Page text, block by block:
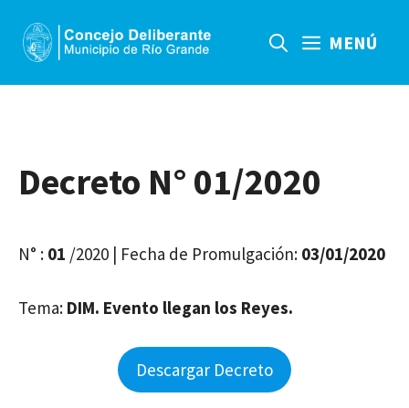
contenido
MENÚ
Decreto N° 01/2020
N° : 01 /2020 | Fecha de Promulgación: 03/01/2020
Tema: DIM. Evento llegan los Reyes.
Descargar Decreto